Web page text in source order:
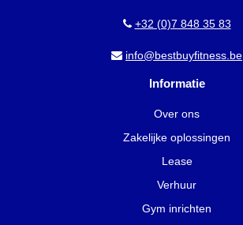
+32 (0)7 848 35 83
info@bestbuyfitness.be
Informatie
Over ons
Zakelijke oplossingen
Lease
Verhuur
Gym inrichten